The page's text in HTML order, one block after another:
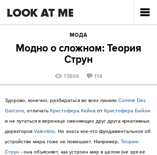
МОДА
Модно о сложном: Теория
Струн
13866 114
Здорово, конечно, разбираться во всех линиях Comme Des
Garcons , отличать Кристофера Кейна от Кристофера Бейли
и не путаться в веренице сменяющих друг друга креативных
директоров Valentino . Но знать кое-что фундаментальное об
устройстве мира тоже не помешает. Например, Теорию
Струн - она объясняет, как устроен мир в целом (не зря ее